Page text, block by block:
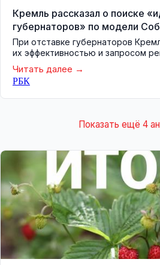
Кремль рассказал о поиске
губернаторов» по модели
При отставке губернаторов
их эффективностью и запросом
Читать далее
РБК
Показать ещё 4